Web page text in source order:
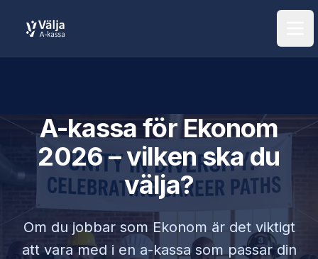
A-kassa för Ekonom
2026 – vilken ska du
välja?
Om du jobbar som Ekonom är det viktigt
att vara med i en a-kassa som passar din